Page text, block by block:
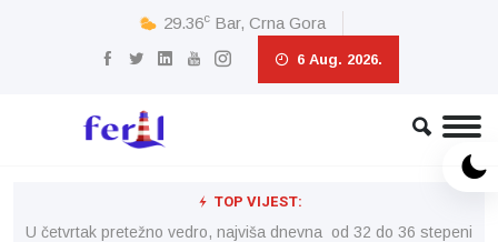
29.36c Bar, Crna Gora
6 Aug. 2026.
TOP VIJEST:
U četvrtak pretežno vedro, najviša dnevna od 32 do 36 stepeni